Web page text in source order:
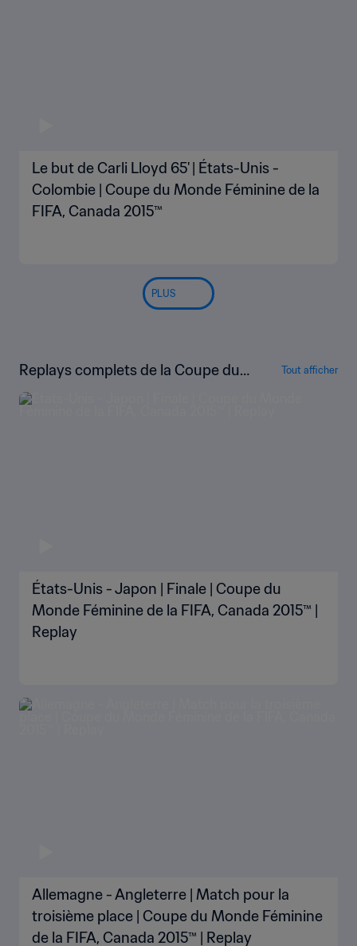
Le but de Carli Lloyd 65' | États-Unis -
Colombie | Coupe du Monde Féminine de la
FIFA, Canada 2015™
PLUS
Replays complets de la Coupe du
Monde Féminine de la FIFA, Canad
a 2015™
Tout afficher
États-Unis - Japon | Finale | Coupe du
Monde Féminine de la FIFA, Canada 2015™ |
Replay
Allemagne - Angleterre | Match pour la
troisième place | Coupe du Monde Féminine
de la FIFA, Canada 2015™ | Replay